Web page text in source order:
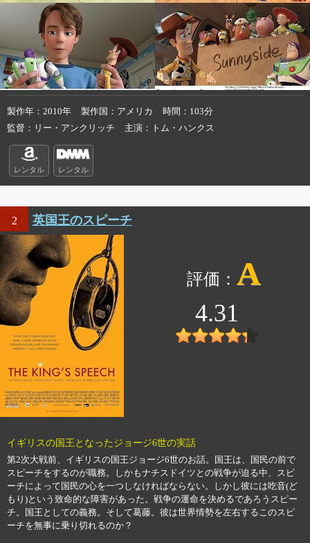
製作年 2010年 製作国 アメリカ 時間
103分
監督
リー・アンクリッチ 主演 トム・ハンクス
レンタル レンタル
2 英国王のスピーチ
A
4.31
イギリスの国王となったジョージ6世の実話
第2次大戦前、イギリスの国王ジョージ6世のお話。国王は、国民の前で
スピーチをするのが職務。しかもナチスドイツとの戦争が迫る中、スピ
ーチによって国民の心を一つしなければならない。しかし彼には吃音(ど
もり)という致命的な障害があった。戦争の運命を決めるであろうスピー
チ。国王としての義務。そして葛藤。彼は世界情勢を左右するこのスピ
ーチを無事に乗り切れるのか？